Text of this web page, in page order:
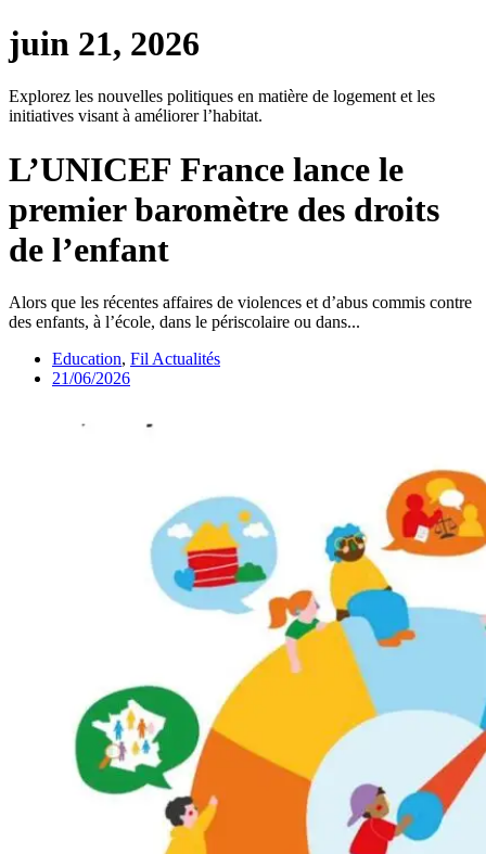
juin 21, 2026
Explorez les nouvelles politiques en matière de logement et les
initiatives visant à améliorer l’habitat.
L’UNICEF France lance le
premier baromètre des droits
de l’enfant
Alors que les récentes affaires de violences et d’abus commis contre
des enfants, à l’école, dans le périscolaire ou dans...
Education, Fil Actualités
21/06/2026